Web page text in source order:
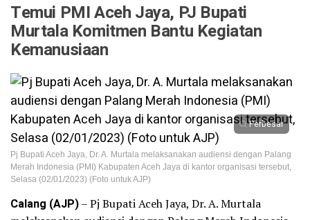
Temui PMI Aceh Jaya, PJ Bupati
Murtala Komitmen Bantu Kegiatan
Kemanusiaan
Perbesar
Pj Bupati Aceh Jaya, Dr. A. Murtala melaksanakan audiensi dengan Palang
Merah Indonesia (PMI) Kabupaten Aceh Jaya di kantor organisasi tersebut,
Selasa (02/01/2023) (Foto untuk AJP)
Calang (AJP)– Pj Bupati Aceh Jaya, Dr. A. Murtala